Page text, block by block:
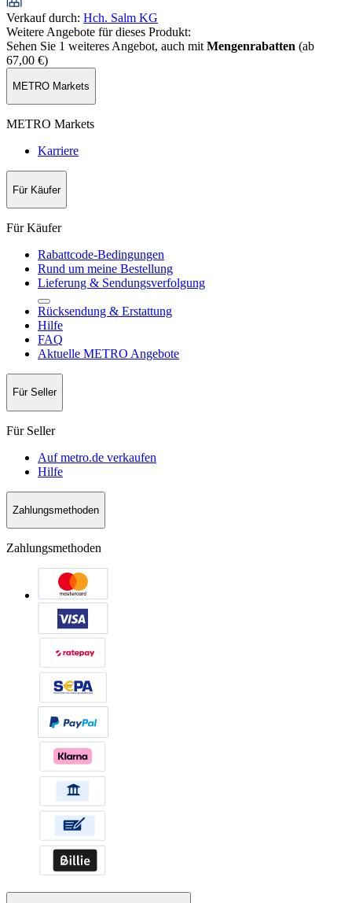
Verkauf durch: Hch. Salm KG
Weitere Angebote für dieses Produkt:
Sehen Sie 1 weiteres Angebot, auch mit Mengenrabatten (ab
67,00 €)
METRO Markets
METRO Markets
Karriere
Für Käufer
Für Käufer
Rabattcode-Bedingungen
Rund um meine Bestellung
Lieferung & Sendungsverfolgung
Rücksendung & Erstattung
Hilfe
FAQ
Aktuelle METRO Angebote
Für Seller
Für Seller
Auf metro.de verkaufen
Hilfe
Zahlungsmethoden
Zahlungsmethoden